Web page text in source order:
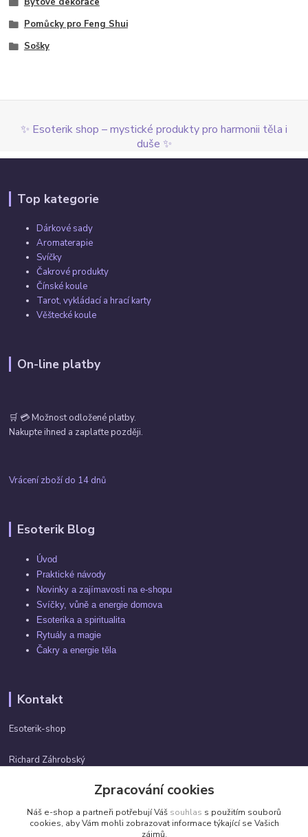
Pomůcky pro Feng Shui
Sošky
✨ Esoterik shop – mystické produkty pro harmonii těla i
duše ✨
Top kategorie
Dárkové sady
Aromaterapie
Svíčky
Čakrové produkty
Čínské koule
Tarot, vykládací a hrací karty
Věštecké koule
On-line platby
🛒 💳 Možnost odložené platby.
Nakupte ihned a zaplaťte později.
Vrácení zboží do 14 dnů
Esoterik Blog
Úvod
Praktické návody
Novinky a zajímavosti na e-shopu
Svíčky, vůně a energie domova
Esoterika a spiritualita
Rytuály a magie
Čakry a energie těla
Kontakt
Esoterik-shop
Richard Záhrobský
info@esoterik-shop.cz
Zpracování cookies
Náš e-shop a partneři potřebují Váš souhlas s použitím souborů
cookies, aby Vám mohli zobrazovat informace týkající se Vašich
zájmů.